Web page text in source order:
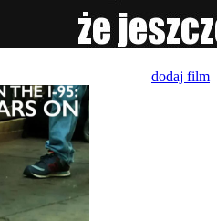
dodaj film